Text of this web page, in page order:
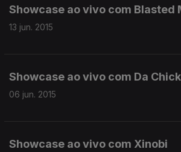
Showcase ao vivo com Blasted
13 jun. 2015
Showcase ao vivo com Da Chick
06 jun. 2015
Showcase ao vivo com Xinobi